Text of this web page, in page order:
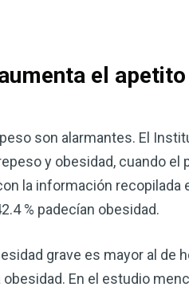
el
son alarmantes. El
y obesidad, cuando el
la información
% padecían obesidad.
grave es mayor al de
En el estudio